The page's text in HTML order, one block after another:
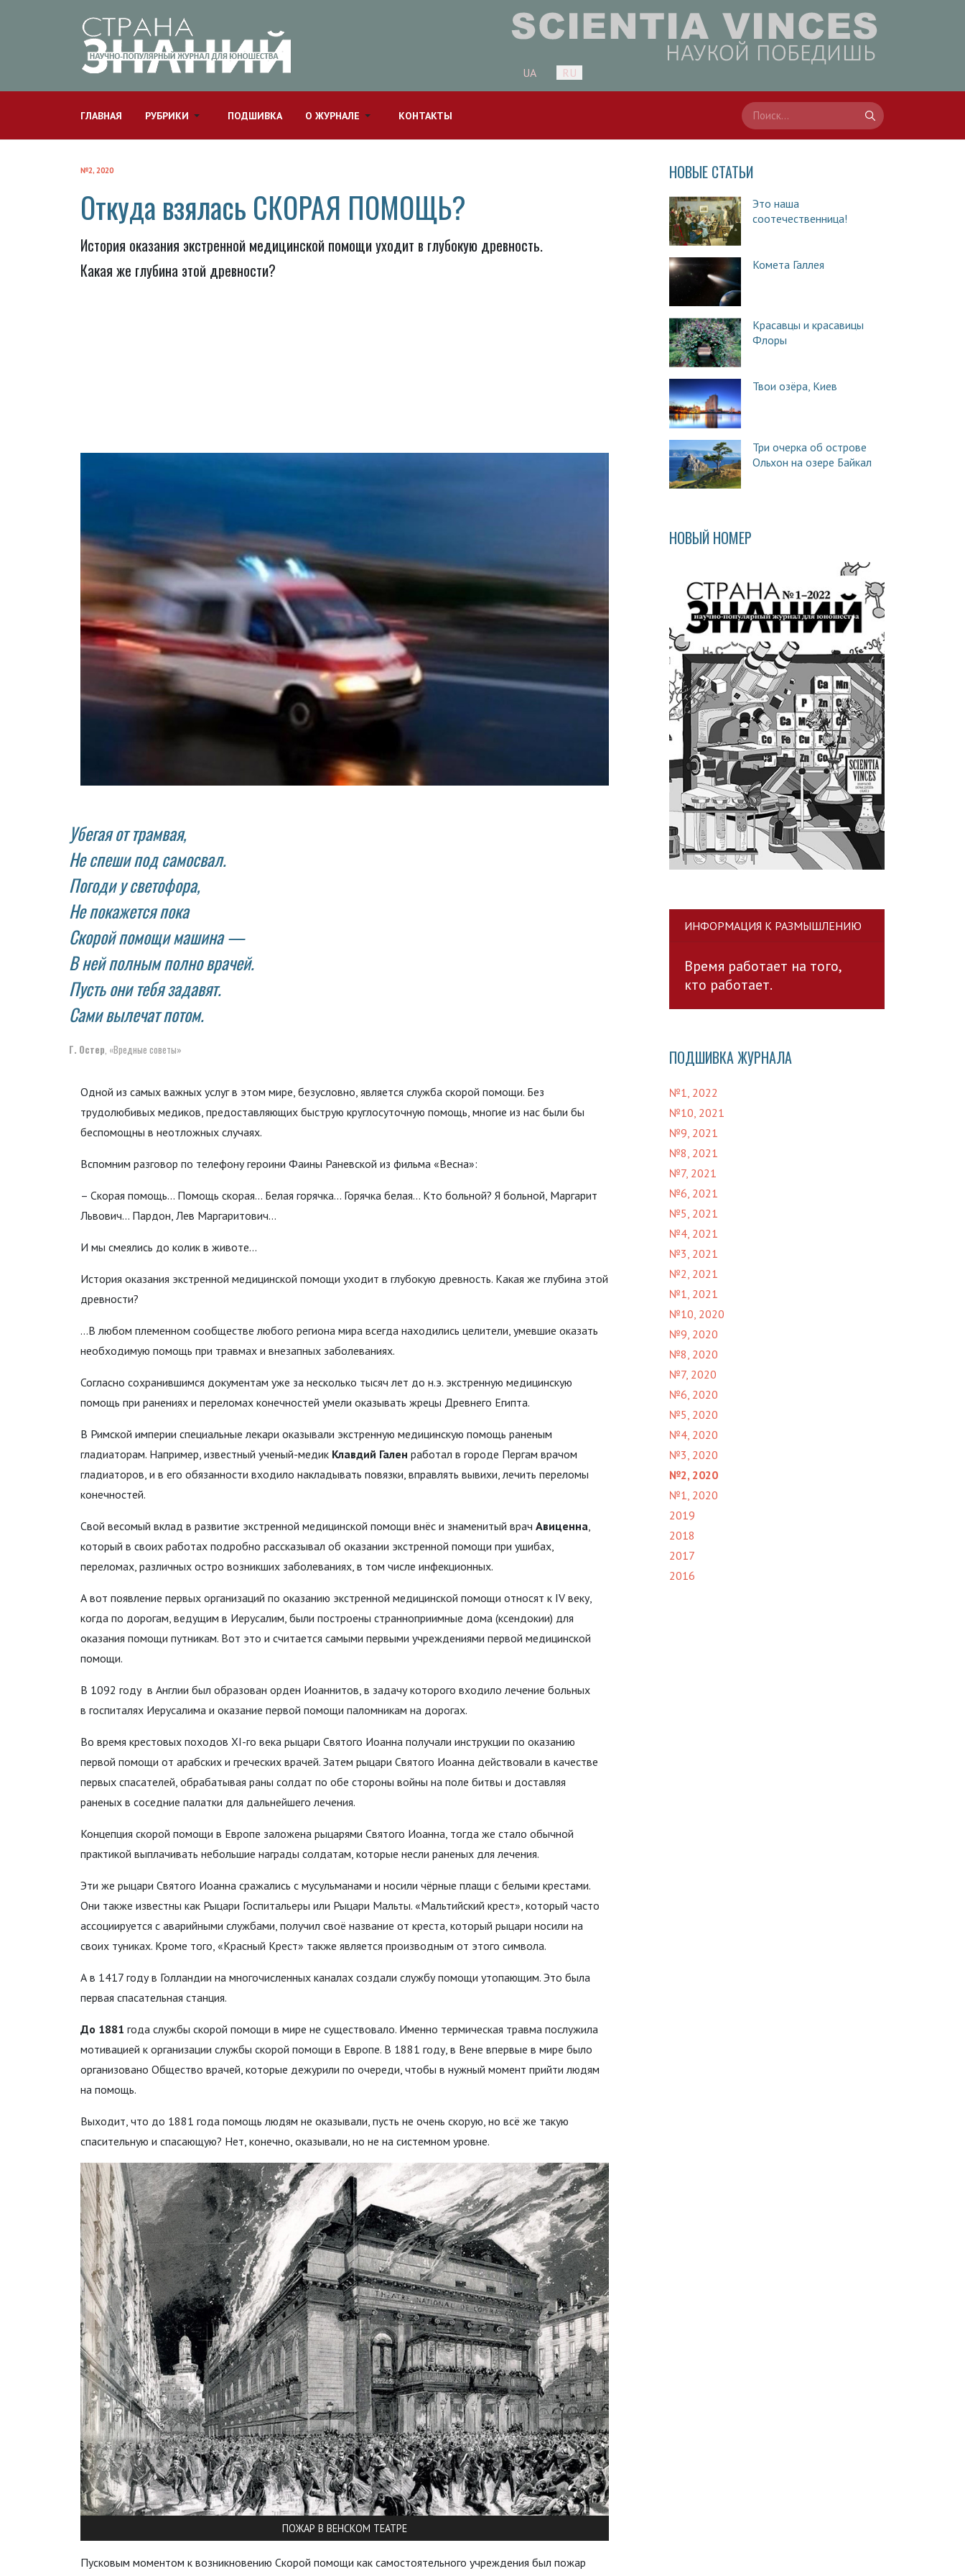
Выберите язык
UA RU
ГЛАВНАЯ РУБРИКИ ПОДШИВКА О ЖУРНАЛЕ КОНТАКТЫ
№2, 2020
Откуда взялась СКОРАЯ ПОМОЩЬ?
История оказания экстренной медицинской помощи уходит в глубокую древность.
Какая же глубина этой древности?
Убегая от трамвая,
Не спеши под самосвал.
Погоди у светофора,
Не покажется пока
Скорой помощи машина —
В ней полным полно врачей.
Пусть они тебя задавят.
Сами вылечат потом.
Г. Остер, «Вредные советы»
Одной из самых важных услуг в этом мире, безусловно, является служба скорой помощи. Без
трудолюбивых медиков, предоставляющих быструю круглосуточную помощь, многие из нас были бы
беспомощны в неотложных случаях.
Вспомним разговор по телефону героини Фаины Раневской из фильма «Весна»:
– Скорая помощь... Помощь скорая... Белая горячка... Горячка белая... Кто больной? Я больной, Маргарит
Львович... Пардон, Лев Маргаритович...
И мы смеялись до колик в животе…
История оказания экстренной медицинской помощи уходит в глубокую древность. Какая же глубина этой
древности?
…В любом племенном сообществе любого региона мира всегда находились целители, умевшие оказать
необходимую помощь при травмах и внезапных заболеваниях.
Согласно сохранившимся документам уже за несколько тысяч лет до н.э. экстренную медицинскую
помощь при ранениях и переломах конечностей умели оказывать жрецы Древнего Египта.
В Римской империи специальные лекари оказывали экстренную медицинскую помощь раненым
гладиаторам. Например, известный ученый-медик Клавдий Гален работал в городе Пергам врачом
гладиаторов, и в его обязанности входило накладывать повязки, вправлять вывихи, лечить переломы
конечностей.
Свой весомый вклад в развитие экстренной медицинской помощи внёс и знаменитый врач Авиценна,
который в своих работах подробно рассказывал об оказании экстренной помощи при ушибах,
переломах, различных остро возникших заболеваниях, в том числе инфекционных.
А вот появление первых организаций по оказанию экстренной медицинской помощи относят к IV веку,
когда по дорогам, ведущим в Иерусалим, были построены странноприимные дома (ксендокии) для
оказания помощи путникам. Вот это и считается самыми первыми учреждениями первой медицинской
помощи.
В 1092 году в Англии был образован орден Иоаннитов, в задачу которого входило лечение больных
в госпиталях Иерусалима и оказание первой помощи паломникам на дорогах.
Во время крестовых походов XI-го века рыцари Святого Иоанна получали инструкции по оказанию
первой помощи от арабских и греческих врачей. Затем рыцари Святого Иоанна действовали в качестве
первых спасателей, обрабатывая раны солдат по обе стороны войны на поле битвы и доставляя
раненых в соседние палатки для дальнейшего лечения.
Концепция скорой помощи в Европе заложена рыцарями Святого Иоанна, тогда же стало обычной
практикой выплачивать небольшие награды солдатам, которые несли раненых для лечения.
Эти же рыцари Святого Иоанна сражались с мусульманами и носили чёрные плащи с белыми крестами.
Они также известны как Рыцари Госпитальеры или Рыцари Мальты. «Мальтийский крест», который часто
ассоциируется с аварийными службами, получил своё название от креста, который рыцари носили на
своих туниках. Кроме того, «Красный Крест» также является производным от этого символа.
А в 1417 году в Голландии на многочисленных каналах создали службу помощи утопающим. Это была
первая спасательная станция.
До 1881 года службы скорой помощи в мире не существовало. Именно термическая травма послужила
мотивацией к организации службы скорой помощи в Европе. В 1881 году, в Вене впервые в мире было
организовано Общество врачей, которые дежурили по очереди, чтобы в нужный момент прийти людям
на помощь.
Выходит, что до 1881 года помощь людям не оказывали, пусть не очень скорую, но всё же такую
спасительную и спасающую? Нет, конечно, оказывали, но не на системном уровне.
ПОЖАР В ВЕНСКОМ ТЕАТРЕ
Пусковым моментом к возникновению Скорой помощи как самостоятельного учреждения был пожар
НОВЫЕ СТАТЬИ
Это наша
соотечественница!
Комета Галлея
Красавцы и красавицы
Флоры
Твои озёра, Киев
Три очерка об острове
Ольхон на озере Байкал
НОВЫЙ НОМЕР
ИНФОРМАЦИЯ К РАЗМЫШЛЕНИЮ
Время работает на того,
кто работает.
ПОДШИВКА ЖУРНАЛА
№1, 2022
№10, 2021
№9, 2021
№8, 2021
№7, 2021
№6, 2021
№5, 2021
№4, 2021
№3, 2021
№2, 2021
№1, 2021
№10, 2020
№9, 2020
№8, 2020
№7, 2020
№6, 2020
№5, 2020
№4, 2020
№3, 2020
№2, 2020
№1, 2020
2019
2018
2017
2016